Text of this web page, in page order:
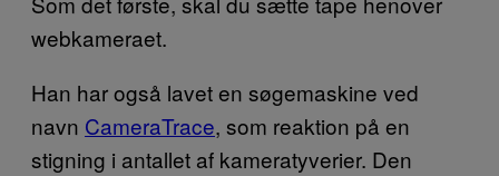
webkameraet.
Han har også lavet en søgemaskine ved
navn CameraTrace, som reaktion på en
stigning i antallet af kameratyverier. Den